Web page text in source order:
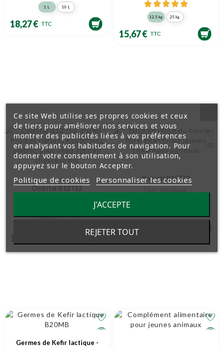
1 L 10 L
18,27 € TTC
12.5 kg 25 kg
15,67 € TTC
Ombital B12TE2
11,88 €
Keforti B15TE2
26,75 €
Germes de Kefir lactique -
Ce site Web utilise ses propres cookies et ceux
de tiers pour améliorer nos services et vous
montrer des publicités liées à vos préférences
en analysant vos habitudes de navigation. Pour
donner votre consentement à son utilisation,
appuyez sur le bouton Accepter.
Politique de cookies Personnaliser les cookies
REJETER TOUT
J'ACCEPTE